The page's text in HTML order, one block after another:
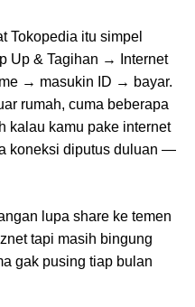
Tokopedia itu simpel
Up & Tagihan → Internet
→ masukin ID → bayar.
rumah, cuma beberapa
kalau kamu pake internet
koneksi diputus duluan —
lupa share ke temen
tapi masih bingung
gak pusing tiap bulan